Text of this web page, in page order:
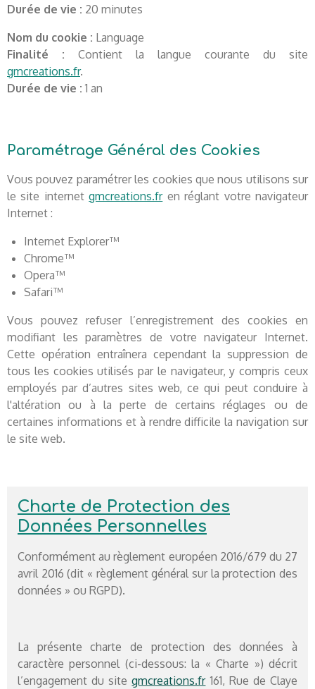
Durée de vie : 20 minutes
Nom du cookie : Language
Finalité :
Contient la langue courante du site
gmcreations.fr.
Durée de vie : 1 an
Paramétrage Général des Cookies
Vous pouvez paramétrer les cookies que nous utilisons sur
le site internetgmcreations.fren réglant votre navigateur
Internet :
Internet Explorer™
Chrome™
Opera™
Safari™
Vous pouvez refuser l’enregistrement des cookies en
modifiant les paramètres de votre navigateur Internet.
Cette opération entraînera cependant la suppression de
tous les cookies utilisés par le navigateur, y compris ceux
employés par d’autres sites web, ce qui peut conduire à
l'altération ou à la perte de certains réglages ou de
certaines informations et à rendre difficile la navigation sur
le site web.
Charte de Protection des
Données Personnelles
Conformément au règlement européen 2016/679 du 27
avril 2016 (dit « règlement général sur la protection des
données » ou RGPD).
La présente charte de protection des données à
caractère personnel (ci-dessous: la « Charte ») décrit
l’engagement du sitegmcreations.fr161, Rue de Claye